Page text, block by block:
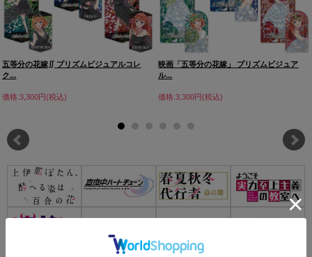
五等分の花嫁∬ プリズムビジュアルコレ
ク...
価格:3,300円(税込)
映画「五等分の花嫁」 プリズムビジュア
ル...
価格:3,300円(税込)